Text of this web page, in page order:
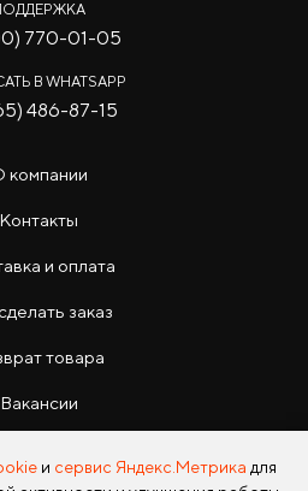
770-01-05
В WHATSAPP
486-87-15
компании
Контакты
и оплата
заказ
товара
Вакансии
и сервис Яндекс.Метрика для